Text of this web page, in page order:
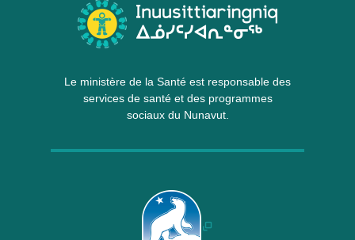
Le ministère de la Santé est responsable des
services de santé et des programmes
sociaux du Nunavut.